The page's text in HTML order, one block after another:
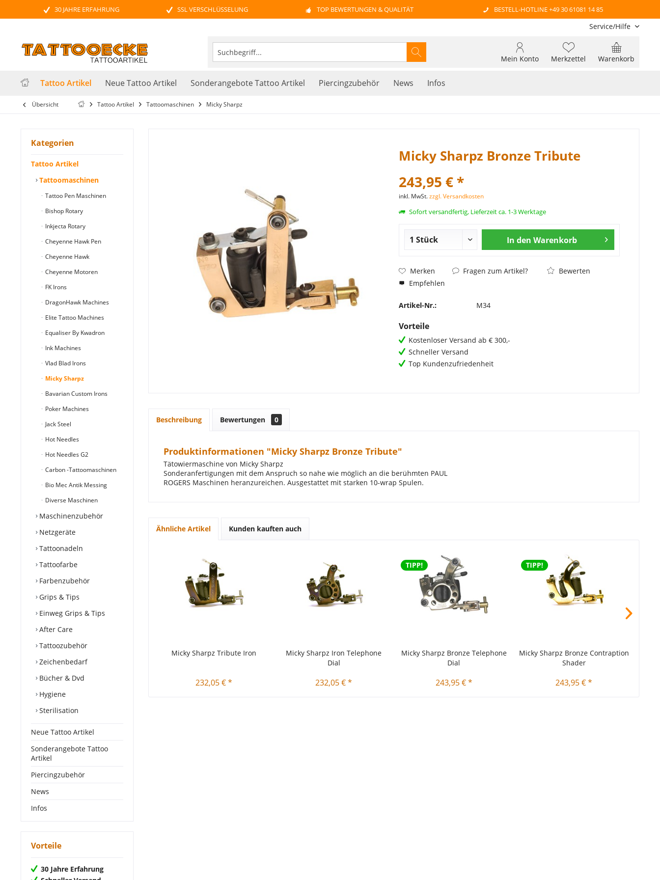
30 JAHRE ERFAHRUNG SSL VERSCHLÜSSELUNG TOP BEWERTUNGEN & QUALITÄT BESTELL-HOTLINE +49 30 61081 14 85
Service/Hilfe
Warenkorb
Merkzettel
Mein Konto
Tattoo Artikel Neue Tattoo Artikel Sonderangebote Tattoo Artikel Piercingzubehör News Infos
Übersicht Tattoo Artikel Tattoomaschinen Micky Sharpz
Kategorien
Tattoo Artikel
Tattoomaschinen
Tattoo Pen Maschinen
Bishop Rotary
Inkjecta Rotary
Cheyenne Hawk Pen
Cheyenne Hawk
Cheyenne Motoren
FK Irons
DragonHawk Machines
Elite Tattoo Machines
Equaliser By Kwadron
Ink Machines
Vlad Blad Irons
Micky Sharpz
Bavarian Custom Irons
Poker Machines
Jack Steel
Hot Needles
Hot Needles G2
Carbon -Tattoomaschinen
Bio Mec Antik Messing
Diverse Maschinen
Maschinenzubehör
Netzgeräte
Tattoonadeln
Tattoofarbe
Farbenzubehör
Grips & Tips
Einweg Grips & Tips
After Care
Tattoozubehör
Zeichenbedarf
Bücher & Dvd
Hygiene
Sterilisation
Neue Tattoo Artikel
Sonderangebote Tattoo
Artikel
Piercingzubehör
News
Infos
Vorteile
30 Jahre Erfahrung
Micky Sharpz Bronze Tribute
243,95 € *
inkl. MwSt.zzgl. Versandkosten
Sofort versandfertig, Lieferzeit ca. 1-3 Werktage
In den Warenkorb
Merken Fragen zum Artikel?
Bewerten
Empfehlen
Artikel-Nr.: M34
Vorteile
Kostenloser Versand ab € 300,-
Schneller Versand
Top Kundenzufriedenheit
Beschreibung Bewertungen 0
Produktinformationen "Micky Sharpz Bronze Tribute"
Tätowiermaschine von Micky Sharpz
Sonderanfertigungen mit dem Anspruch so nahe wie möglich an die berühmten PAUL
ROGERS Maschinen heranzureichen. Ausgestattet mit starken 10-wrap Spulen.
Ähnliche Artikel Kunden kauften auch
Micky Sharpz Tribute Iron
232,05 € *
Micky Sharpz Iron Telephone
Dial
232,05 € *
TIPP!
Micky Sharpz Bronze Telephone
Dial
243,95 € *
TIPP!
Micky Sharpz Bronze Contraption
Shader
243,95 € *